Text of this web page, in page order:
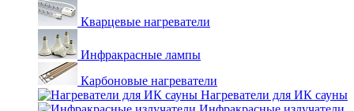
Кварцевые нагреватели
Инфракрасные лампы
Карбоновые нагреватели
Нагреватели для ИК сауны